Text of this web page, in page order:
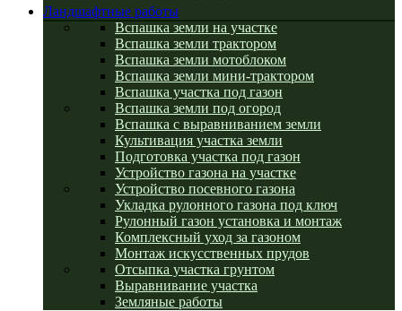
Ландшафтные работы
Вспашка земли на участке
Вспашка земли трактором
Вспашка земли мотоблоком
Вспашка земли мини-трактором
Вспашка участка под газон
Вспашка земли под огород
Вспашка с выравниванием земли
Культивация участка земли
Подготовка участка под газон
Устройство газона на участке
Устройство посевного газона
Укладка рулонного газона под ключ
Рулонный газон установка и монтаж
Комплексный уход за газоном
Монтаж искусственных прудов
Отсыпка участка грунтом
Выравнивание участка
Земляные работы